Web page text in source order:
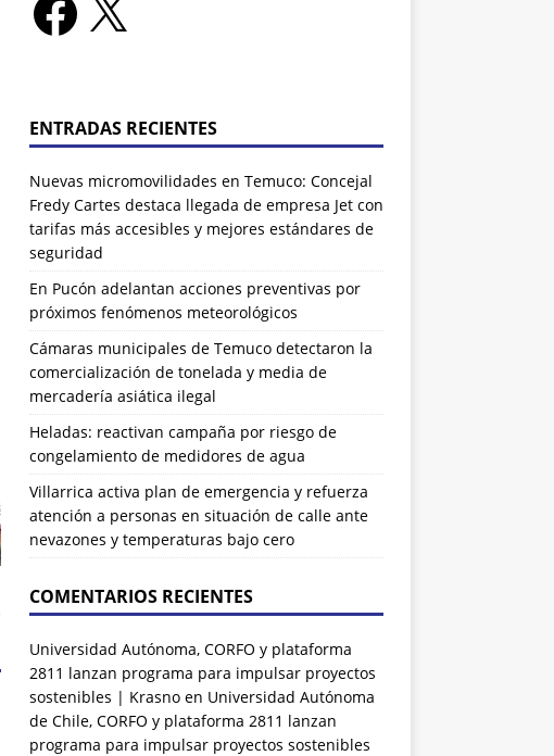
ENTRADAS RECIENTES
Nuevas micromovilidades en Temuco: Concejal
Fredy Cartes destaca llegada de empresa Jet con
tarifas más accesibles y mejores estándares de
seguridad
En Pucón adelantan acciones preventivas por
próximos fenómenos meteorológicos
Cámaras municipales de Temuco detectaron la
comercialización de tonelada y media de
mercadería asiática ilegal
Heladas: reactivan campaña por riesgo de
congelamiento de medidores de agua
Villarrica activa plan de emergencia y refuerza
atención a personas en situación de calle ante
nevazones y temperaturas bajo cero
COMENTARIOS RECIENTES
Universidad Autónoma, CORFO y plataforma
2811 lanzan programa para impulsar proyectos
sostenibles | Krasnoen Universidad Autónoma
de Chile, CORFO y plataforma 2811 lanzan
programa para impulsar proyectos sostenibles